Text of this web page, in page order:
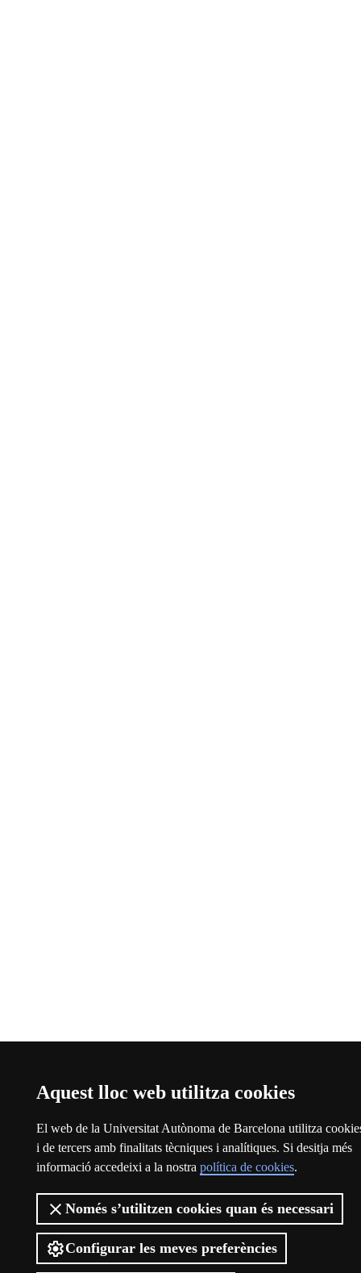
Aquest lloc web utilitza cookies
El web de la Universitat Autònoma de Barcelona utilitza
i de tercers amb finalitats tècniques i analítiques. Si desitja més
informació accedeixi a la nostra política de cookies.
Només s’utilitzen cookies quan és necessari
Configurar les meves preferències